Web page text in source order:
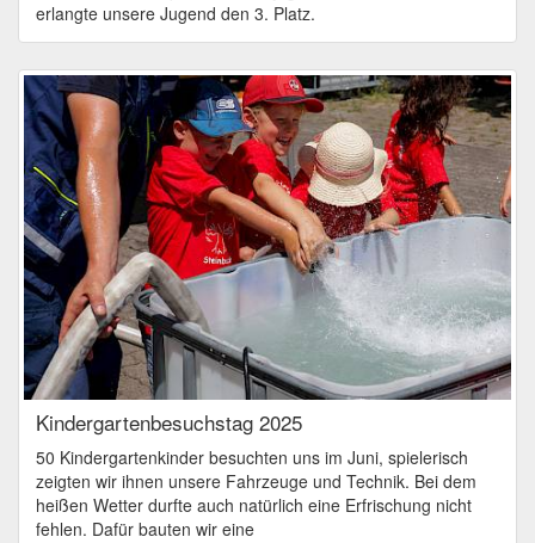
erlangte unsere Jugend den 3. Platz.
Kindergartenbesuchstag 2025
50 Kindergartenkinder besuchten uns im Juni, spielerisch
zeigten wir ihnen unsere Fahrzeuge und Technik. Bei dem
heißen Wetter durfte auch natürlich eine Erfrischung nicht
fehlen. Dafür bauten wir eine